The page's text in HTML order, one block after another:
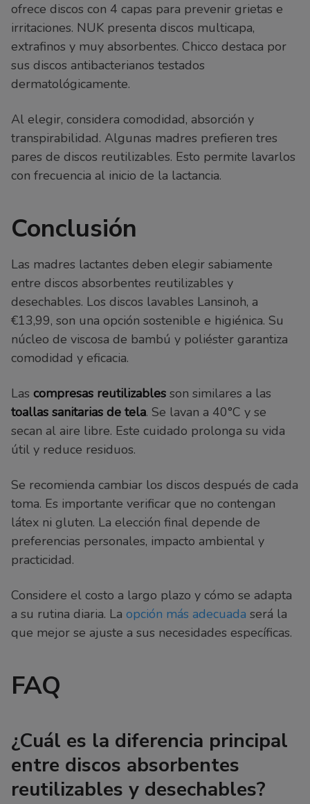
ofrece discos con 4 capas para prevenir grietas e
irritaciones. NUK presenta discos multicapa,
extrafinos y muy absorbentes. Chicco destaca por
sus discos antibacterianos testados
dermatológicamente.
Al elegir, considera comodidad, absorción y
transpirabilidad. Algunas madres prefieren tres
pares de discos reutilizables. Esto permite lavarlos
con frecuencia al inicio de la lactancia.
Conclusión
Las madres lactantes deben elegir sabiamente
entre discos absorbentes reutilizables y
desechables. Los discos lavables Lansinoh, a
€13,99, son una opción sostenible e higiénica. Su
núcleo de viscosa de bambú y poliéster garantiza
comodidad y eficacia.
Las compresas reutilizables son similares a las
toallas sanitarias de tela. Se lavan a 40°C y se
secan al aire libre. Este cuidado prolonga su vida
útil y reduce residuos.
Se recomienda cambiar los discos después de cada
toma. Es importante verificar que no contengan
látex ni gluten. La elección final depende de
preferencias personales, impacto ambiental y
practicidad.
Considere el costo a largo plazo y cómo se adapta
a su rutina diaria. La opción más adecuada será la
que mejor se ajuste a sus necesidades específicas.
FAQ
¿Cuál es la diferencia principal
entre discos absorbentes
reutilizables y desechables?